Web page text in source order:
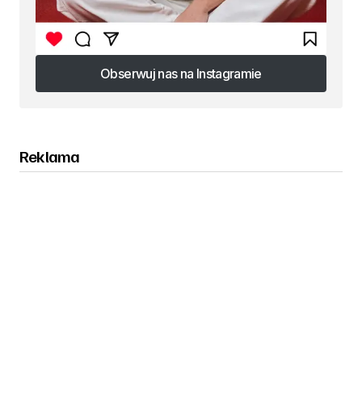
Obserwuj nas na Instagramie
Obserwuj nas na Instagramie
Reklama